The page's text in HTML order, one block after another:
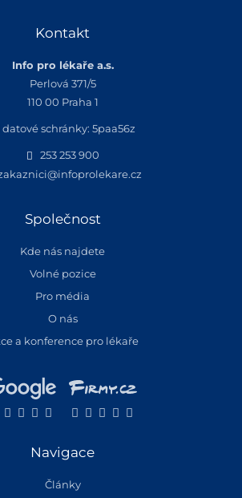
Kontakt
Info pro lékaře a.s.
Perlová 371/5
110 00 Praha 1
datové schránky: 5paa56z
253 253 900
Společnost
Kde nás najdete
Volné pozice
Pro média
O nás
a konference pro lékaře
Navigace
Články